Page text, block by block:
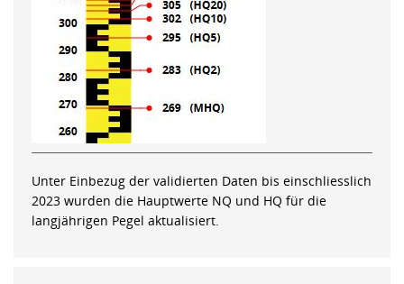
Unter Einbezug der validierten Daten bis einschliesslich
2023 wurden die Hauptwerte NQ und HQ für die
langjährigen Pegel aktualisiert.